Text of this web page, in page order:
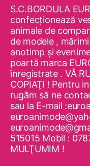
S.C.BORDULA
confecţionează
animale de
de modele ,
anotimp şi
poartă marca
înregistrate . VĂ
COPIAŢI ! Pentru
rugăm să ne
sau la E-mail
515015 Mobil :
MULŢUMIM !